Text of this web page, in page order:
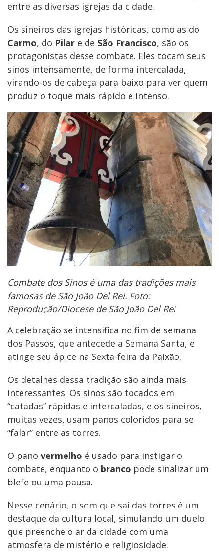
entre as diversas igrejas da cidade.
Os sineiros das igrejas históricas, como as do
Carmo, do Pilar e de São Francisco, são os
protagonistas desse combate. Eles tocam seus
sinos intensamente, de forma intercalada,
virando-os de cabeça para baixo para ver quem
produz o toque mais rápido e intenso.
Combate dos Sinos é uma das tradições mais
famosas de São João Del Rei. Foto:
Reprodução/Diocese de São João Del Rei
A celebração se intensifica no fim de semana
dos Passos, que antecede a Semana Santa, e
atinge seu ápice na Sexta-feira da Paixão.
Os detalhes dessa tradição são ainda mais
interessantes. Os sinos são tocados em
“catadas” rápidas e intercaladas, e os sineiros,
muitas vezes, usam panos coloridos para se
“falar” entre as torres.
O pano vermelho é usado para instigar o
combate, enquanto o branco pode sinalizar um
blefe ou uma pausa.
Nesse cenário, o som que sai das torres é um
destaque da cultura local, simulando um duelo
que preenche o ar da cidade com uma
atmosfera de mistério e religiosidade.